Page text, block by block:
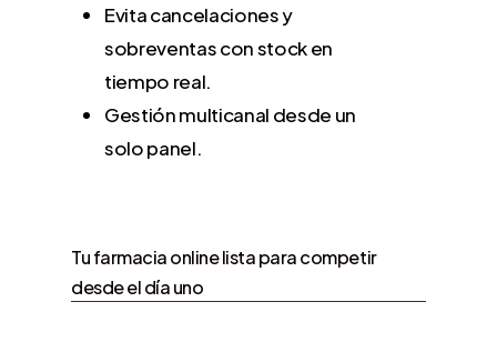
Evita cancelaciones y
sobreventas con stock en
tiempo real.
Gestión multicanal desde un
solo panel.
Tu farmacia online lista para competir
desde el día uno